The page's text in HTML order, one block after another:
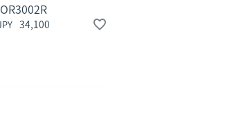
OR3002R
34,100